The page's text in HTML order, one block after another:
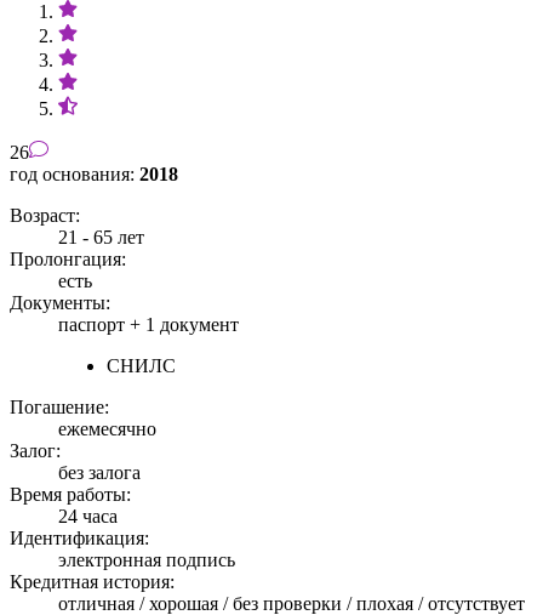
26
год основания: 2018
Возраст:
21 - 65 лет
Пролонгация:
есть
Документы:
паспорт + 1 документ
СНИЛС
Погашение:
ежемесячно
Залог:
без залога
Время работы:
24 часа
Идентификация:
электронная подпись
Кредитная история:
отличная / хорошая / без проверки / плохая / отсутствует